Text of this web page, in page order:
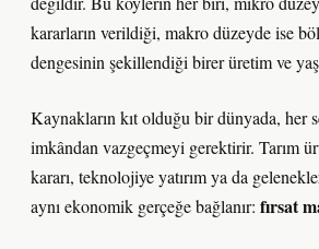
kararların verildiği, makro düzeyde ise
dengesinin şekillendiği birer üretim ve
Kaynakların kıt olduğu bir dünyada, her
imkândan vazgeçmeyi gerektirir. Tarım
kararı, teknolojiye yatırım ya da
aynı ekonomik gerçeğe bağlanır: fırsat